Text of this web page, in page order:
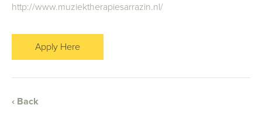
http://www.muziektherapiesarrazin.nl/
Apply Here
‹ Back